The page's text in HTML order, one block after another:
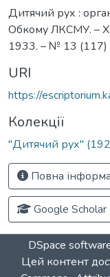
Дитячий рух :
Обкому ЛКСМУ. –
1933. – № 13 (117)
URI
https://
Колекції
"Дитячий рух"
Повна
Google Scholar
DSpace
Цей контент